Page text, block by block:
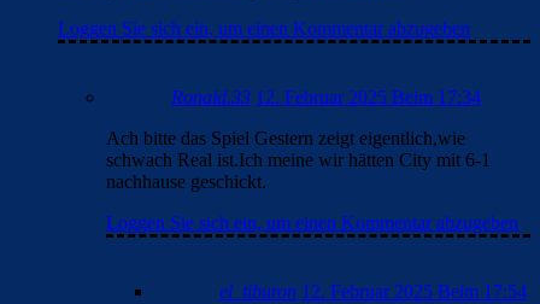
Loggen Sie sich ein, um einen Kommentar abzugeben
Ronald.33 12. Februar 2025 Beim 17:34
Ach bitte das Spiel Gestern zeigt eigentlich,wie
schwach Real ist.Ich meine wir hätten City mit 6-1
nachhause geschickt.
Loggen Sie sich ein, um einen Kommentar abzugeben
el_tiburon 12. Februar 2025 Beim 17:54